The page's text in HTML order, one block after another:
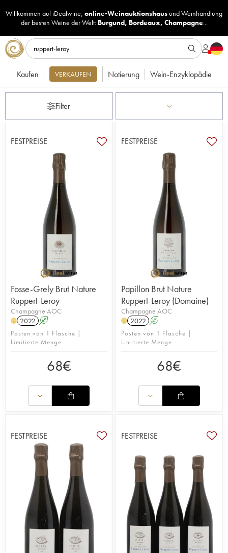
Willkommen auf iDealwine, online-Weinauktionshaus undWeinhandlung
der besten Weine der Welt: Burgund, Bordeaux, Champagne...
Kaufen VERKAUFEN Notierung Wein-Enzyklopädie
Filter
FESTPREISE
Fosse-Grely Brut Nature
Ruppert-Leroy
Champagne AOC
H 2022 A
Posten von 1 Flasche |
Limitierte Menge
68€
FESTPREISE
Papillon Brut Nature
Ruppert-Leroy (Domaine)
Champagne AOC
H 2022 A
Posten von 1 Flasche |
Limitierte Menge
68€
FESTPREISE FESTPREISE